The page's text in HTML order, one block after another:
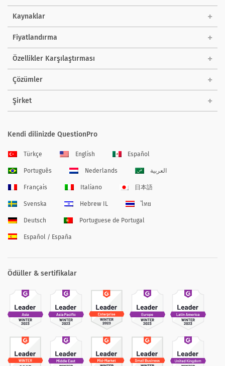
Kaynaklar
Fiyatlandırma
Özellikler Karşılaştırması
Çözümler
Şirket
Kendi dilinizde QuestionPro
Türkçe English Español
Português Nederlands العربية
Français Italiano 日本語
Svenska Hebrew IL ไทย
Deutsch Portuguese de Portugal
Español / España
Ödüller & sertifikalar